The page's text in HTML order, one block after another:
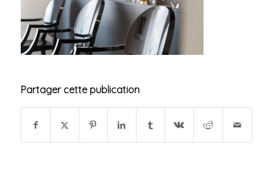
Partager cette publication